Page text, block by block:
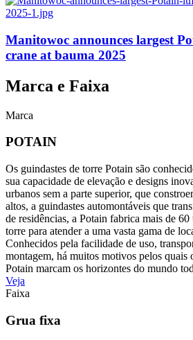
Manitowoc announces largest
crane at bauma 2025
Marca e Faixa
Marca
POTAIN
Os guindastes de torre Potain são
sua capacidade de elevação e designs
urbanos sem a parte superior, que
altos, a guindastes automontáveis que
de residências, a Potain fabrica mais de
torre para atender a uma vasta gama de
Conhecidos pela facilidade de uso,
montagem, há muitos motivos pelos quais
Potain marcam os horizontes do mundo
Veja
Faixa
Grua fixa